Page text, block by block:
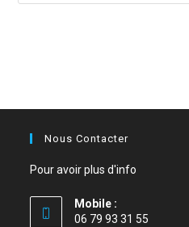
Nous Contacter
Pour avoir plus d'info
Mobile :
06 79 93 31 55